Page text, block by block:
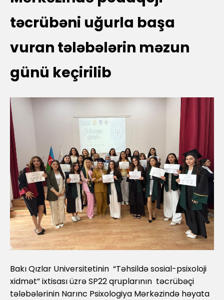
təcrübəni uğurla başa
vuran tələbələrin məzun
günü keçirilib
Bakı Qızlar Universitetinin “Təhsildə sosial-psixoloji
xidmət” ixtisası üzrə SP22 qruplarının təcrübəçi
tələbələrinin Narınc Psixologiya Mərkəzində həyata